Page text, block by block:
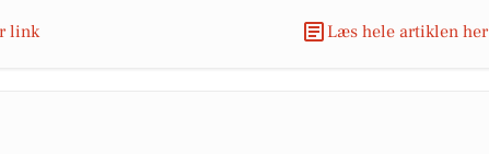
link Læs hele artiklen her